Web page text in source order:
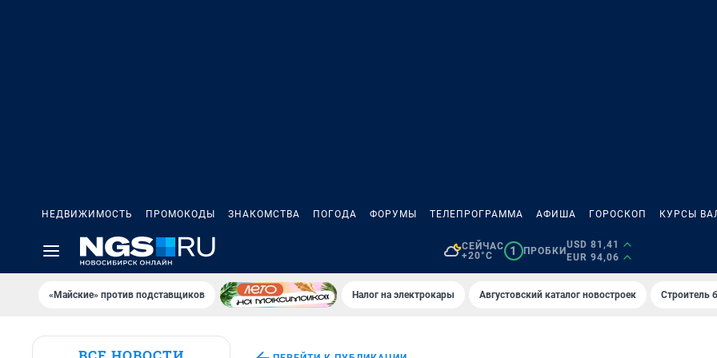
НЕДВИЖИМОСТЬ ПРОМОКОДЫ ЗНАКОМСТВА ПОГОДА ФОРУМЫ ТЕЛЕПРОГРАММА АФИША ГОРОСКОП КУРСЫ
СЕЙЧАС
+20°C
1 ПРОБКИ
USD 81,41
EUR 94,06
«Майские» против подставщиков Налог на электрокары Августовский каталог новостроек Строитель